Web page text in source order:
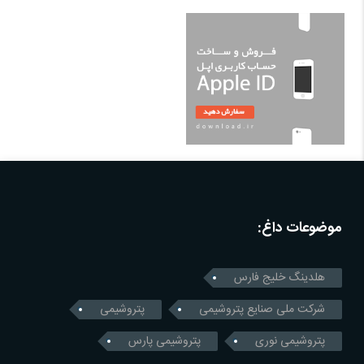
موضوعات داغ:
هلدینگ خلیج فارس
شرکت ملی صنایع پتروشیمی
پتروشیمی
پتروشیمی نوری
پتروشیمی پارس